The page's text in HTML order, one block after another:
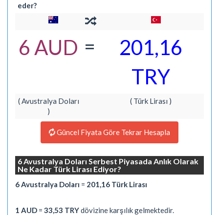
eder?
6 AUD =
201,16
TRY
( Avustralya Doları
)
( Türk Lirası )
Güncel Fiyata Göre Tekrar Hesapla
6 Avustralya Doları Serbest Piyasada Anlık Olarak
Ne Kadar Türk Lirası Ediyor?
6 Avustralya Doları = 201,16 Türk Lirası
1 AUD = 33,53 TRYdövizine karşılık gelmektedir.